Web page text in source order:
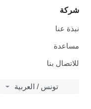
عنا
بنا
تونس / العربية